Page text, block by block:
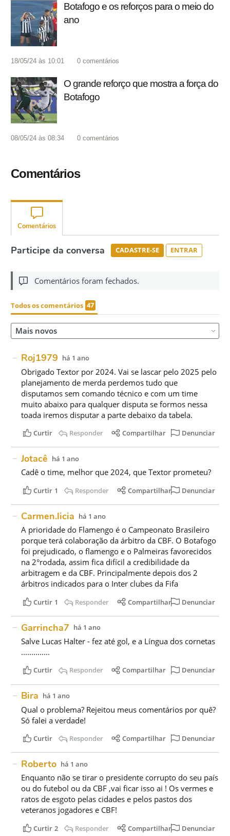
Botafogo e os reforços para o meio do
ano
18/05/24 às 10:01 0 comentários
O grande reforço que mostra a força do
Botafogo
08/05/24 às 08:34 0 comentários
Comentários